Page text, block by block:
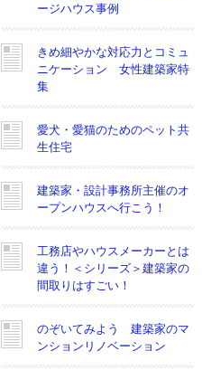
ージハウス事例
きめ細やかな対応力とコミュ
ニケーション 女性建築家特
集
愛犬・愛猫のためのペット共
生住宅
建築家・設計事務所主催のオ
ープンハウスへ行こう！
工務店やハウスメーカーとは
違う！＜シリーズ＞建築家の
間取りはすごい！
のぞいてみよう 建築家のマ
ンションリノベーション